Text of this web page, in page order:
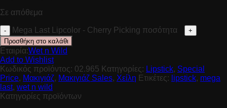
Σε απόθεμα
Mega Last Lipcolor - Cherry Picking ποσότητα
Προσθήκη στο καλάθι
Εταιρία:Wet n Wild
Add to Wishlist
Κωδικός προϊόντος: 02.965 Κατηγορίες: Lipstick, Special
Price, Μακιγιάζ, Μακιγιάζ Sales, Χείλη Ετικέτες: lipstick, mega
last, wet n wild
Κατηγορίες προϊόντων